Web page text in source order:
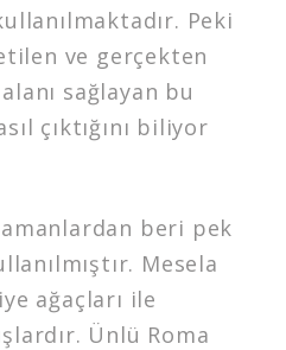
Peki
ve gerçekten
sağlayan bu
çıktığını biliyor
beri pek
Mesela
ağaçları ile
Ünlü Roma